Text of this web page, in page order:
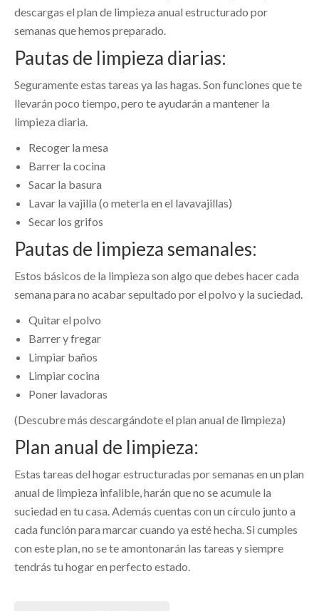
descargas el plan de limpieza anual estructurado por
semanas que hemos preparado.
Pautas de limpieza diarias:
Seguramente estas tareas ya las hagas. Son funciones que te
llevarán poco tiempo, pero te ayudarán a mantener la
limpieza diaria.
Recoger la mesa
Barrer la cocina
Sacar la basura
Lavar la vajilla (o meterla en el lavavajillas)
Secar los grifos
Pautas de limpieza semanales:
Estos básicos de la limpieza son algo que debes hacer cada
semana para no acabar sepultado por el polvo y la suciedad.
Quitar el polvo
Barrer y fregar
Limpiar baños
Limpiar cocina
Poner lavadoras
(Descubre más descargándote el plan anual de limpieza)
Plan anual de limpieza:
Estas tareas del hogar estructuradas por semanas en un plan
anual de limpieza infalible, harán que no se acumule la
suciedad en tu casa. Además cuentas con un círculo junto a
cada función para marcar cuando ya esté hecha. Si cumples
con este plan, no se te amontonarán las tareas y siempre
tendrás tu hogar en perfecto estado.